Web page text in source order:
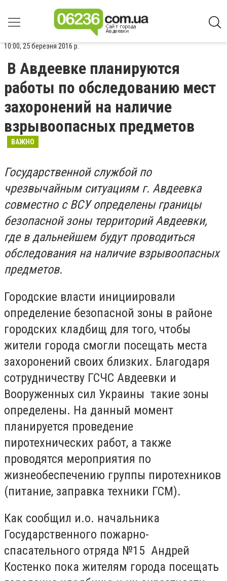
10:00, 25 березня 2016 р.
В Авдеевке планируются
работы по обследованию мест
захоронений на наличие
взрывоопасных предметов
ВАЖНО
Государственной службой по
чрезвычайным ситуациям г. Авдеевка
совместно с ВСУ определены границы
безопасной зоны территорий Авдеевки,
где в дальнейшем будут проводиться
обследования на наличие взрывоопасных
предметов.
Городские власти инициировали
определение безопасной зоны в районе
городских кладбищ для того, чтобы
жители города смогли посещать места
захоронений своих близких. Благодаря
сотрудничеству ГСЧС Авдеевки и
Вооруженных сил Украины такие зоны
определены. На данный момент
планируется проведение
пиротехнических работ, а также
проводятся мероприятия по
жизнеобеспечению группы пиротехников
(питание, заправка техники ГСМ).
Как сообщил и.о. начальника
Государственного пожарно-
спасательного отряда №15 Андрей
Костенко пока жителям города посещать